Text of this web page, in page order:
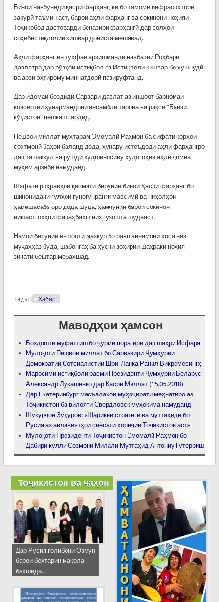
Бинои навбунёди қасри фарҳанг, ки бо тамоми инфрасохтори
зарурӣ таъмин аст, барои аҳли фарҳанг ва сокинони ноҳияи
Тоҷикобод дастоварди беназири фарҳангӣ дар солҳои
соҳибистиқлолии кишвар дониста мешавад.
Аҳли фарҳанг ин туҳфаи арзишманди навбатии Роҳбари
давлатро дар рӯзҳои истиқбол аз Истиқлоли кишвар бо хушнудӣ
ва арзи эҳтирому миннатдорӣ пазируфтанд.
Дар идомаи боздиди Сарвари давлат аз иншоот барномаи
консертии ҳунармандони ансамбли тарона ва рақси “Баёзи
кӯҳистон” пешкаш гардид.
Пешвои миллат муҳтарам Эмомалӣ Раҳмон ба сифати корҳои
сохтмонӣ баҳои баланд дода, ҳунару истеъдоди аҳли фарҳангро
дар ташаккул ва рушди худшиносиву худогоҳии аҳли ҷомеа
муҳим арзёбӣ намуданд.
Шафати роҳравҳои қисмати берунии бинои Қасри фарҳанг бо
шинонидани гулҳои гуногунранги мавсимӣ ва ниҳолҳои
ҳамешасабз оро дода шуда, ҳамчунин барои сокинон
нишастгоҳҳои фараҳбахш низ гузошта шудааст.
Намои берунии иншооти мазкур бо равшаннамоии хоса низ
муҷаҳҳаз буда, шабонгаҳ ба ҳусни зоҳирии шаҳраки ноҳия
зинати бештар мебахшад.
Tags: Хабар
Маводҳои ҳамсон
Боздошти муфаттиш бо ҷурми порагирӣ дар шаҳри Исфара
Мулоқоти Пешвои миллат бо Сарвазири Ҷумҳурии
Демократии Сотсиалистии Шри-Ланка Ранил Викремесингҳ
Маросими истиқболи расми Президенти Ҷумҳурии Беларус
Александр Лукашенко дар Қасри Миллат (15.05.2018)
Дар Екатеринбург масъалаҳои муҳоҷирати меҳнатиро аз
Тоҷикистон ба вилояти Свердловск муҳокима намуданд
Шукурҷон Зуҳуров: «Шарикии стратегӣ ва муттаҳидӣ бо
Русия аз авлавиятҳои сиёсати хориҷии Тоҷикистон аст»
Мулоқоти Президенти Тоҷикистон Эмомалӣ Раҳмон бо
Дабири кулли Созмони Милали Муттаҳид Антониу Гутерриш
Тоҷикистон ва ҷаҳон
Дар Русия ғолибони Озмун
барои беҳтарин мақола
бахшида...